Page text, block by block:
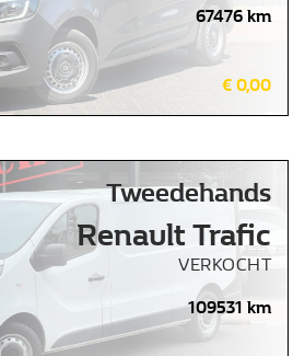
67476 km
€ 0,00
Tweedehands
Renault Trafic
VERKOCHT
109531 km